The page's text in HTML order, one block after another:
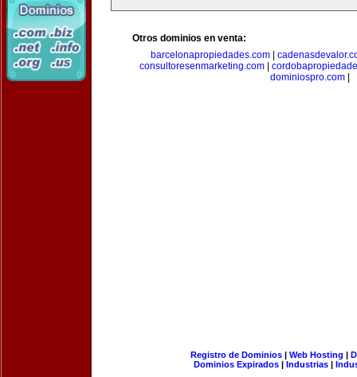
Otros dominios en venta:
barcelonapropiedades.com|
consultoresenmarketing.com
dominiospro.com
Registro de Dominios| Web Hosting |
Dominios Expirados | Industrias |